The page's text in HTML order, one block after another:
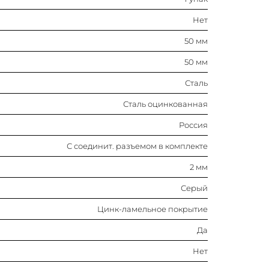
Нет
Горизонтальн.
Нет
50 мм
50 мм
Сталь
Сталь оцинкованная
Россия
С соединит. разъемом в комплекте
2 мм
Серый
Цинк-ламельное покрытие
Да
Нет